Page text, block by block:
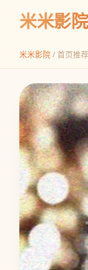
米米影院
米米影院/ 首页推荐